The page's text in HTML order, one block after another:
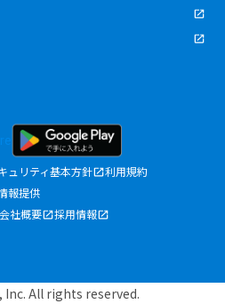
ュリティ基本方針
利用規約
報提供
会社概要 採用情報
Inc. All rights reserved.